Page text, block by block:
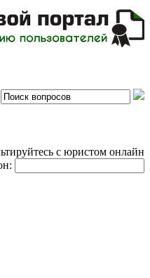
с юристом онлайн